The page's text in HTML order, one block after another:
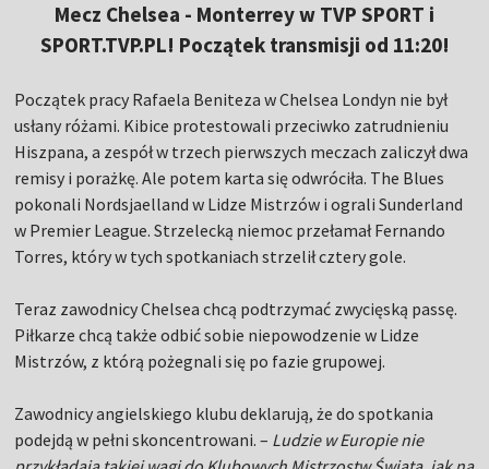
Mecz Chelsea - Monterrey w TVP SPORT i
SPORT.TVP.PL! Początek transmisji od 11:20!
Początek pracy Rafaela Beniteza w Chelsea Londyn nie był
usłany różami. Kibice protestowali przeciwko zatrudnieniu
Hiszpana, a zespół w trzech pierwszych meczach zaliczył dwa
remisy i porażkę. Ale potem karta się odwróciła. The Blues
pokonali Nordsjaelland w Lidze Mistrzów i ograli Sunderland
w Premier League. Strzelecką niemoc przełamał Fernando
Torres, który w tych spotkaniach strzelił cztery gole.
Teraz zawodnicy Chelsea chcą podtrzymać zwycięską passę.
Piłkarze chcą także odbić sobie niepowodzenie w Lidze
Mistrzów, z którą pożegnali się po fazie grupowej.
Zawodnicy angielskiego klubu deklarują, że do spotkania
podejdą w pełni skoncentrowani. – Ludzie w Europie nie